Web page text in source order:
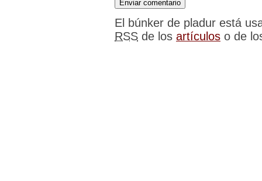
El búnker de pladur está
RSS de los artículos o de